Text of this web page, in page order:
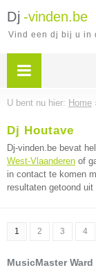
Dj -vinden.be
Vind een dj bij u in
U bent nu hier: Home
Dj Houtave
Dj-vinden.be bevat
West-Vlaanderen of
in contact te komen
resultaten getoond
1 2 3 4
MusicMaster Ward